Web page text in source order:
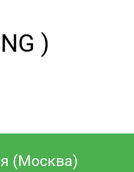
)
(Москва)